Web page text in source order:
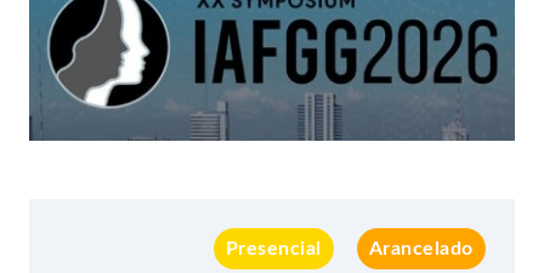
Presencial Arancelado